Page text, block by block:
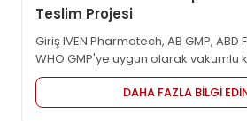
Teslim Projesi
Giriş IVEN Pharmatech, AB GMP, ABD
WHO GMP'ye uygun olarak vakumlu
şırınga, kan alma iğnesi, IV
çapında ilaç ve medikal fabrikası
mühendislik çözümü sağlayan
DAHA FAZLA BILGI